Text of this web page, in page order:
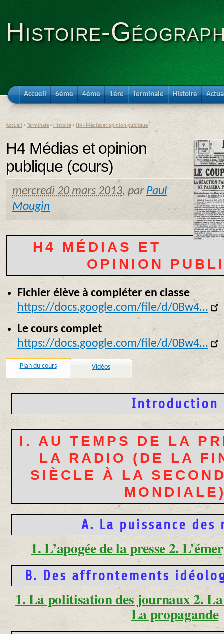
Histoire-
Accueil 6ème 4ème 1ère Terminale Histoire
Accueil >Terminale > Histoire > H4 - Médias et opinion publique
H4 Médias et opinion
publique (cours)
mercredi 20 mars 2013, par Paul
Mougin
H4 MÉDIAS ET
OPINION
Fichier élève à compléter en classe
https://docs.google.com/file/d/0Bw4...
Le cours complet
https://docs.google.com/file/d/0Bw4...
Plan du cours Vidéos
Introduction
I. AU TEMPS DE LA
LA RADIO (DE LA
SIÈCLE À LA
A. La puissance des
1. L’apogée de la presse 2.
B. Des affrontements
1. La politisation des journaux 2. La
La propagande